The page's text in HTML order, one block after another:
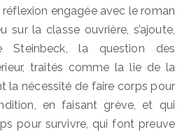
engagée avec le roman
sur la classe ouvrière, s’ajoute,
Steinbeck, la question des
traités comme la lie de la
la nécessité de faire corps pour
en faisant grève, et qui
pour survivre, qui font preuve